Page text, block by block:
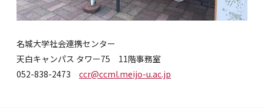
名城大学社会連携センター
天白キャンパス タワー75 11階事務室
052-838-2473 ccr@ccml.meijo-u.ac.jp